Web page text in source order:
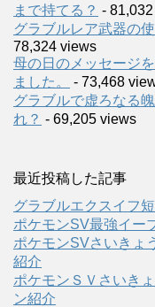
まで持てる？ -
グラブルレア武器の
78,324 views
母の日のメッセージ
ました。
- 73,468
グラブルで虚ろなる
れ？ - 69,205 views
最近投稿した記事
グラブルエクスイフ
ポケモンSV最強イー
ポケモンSVさいきょ
紹介
ポケモンＳＶさいき
ン紹介